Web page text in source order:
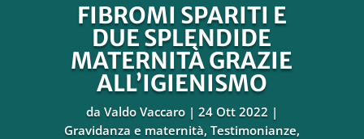
FIBROMI SPARITI E
DUE SPLENDIDE
MATERNITÀ GRAZIE
ALL’IGIENISMO
da Valdo Vaccaro
24 Ott 2022
Gravidanza e maternità, Testimonianze,